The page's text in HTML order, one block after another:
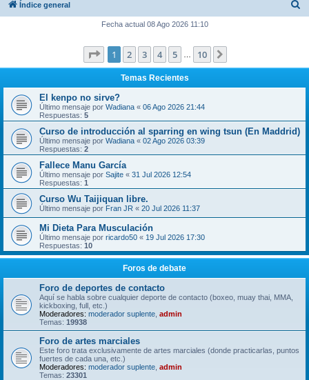
Índice general
a
r
Fecha actual 08 Ago 2026 11:10
Página de 10
1 2 3 4 5 10
Temas Recientes
El kenpo no sirve?
Último mensaje por Wadiana « 06 Ago 2026 21:44
Respuestas: 5
Curso de introducción al sparring en wing tsun (En Maddrid)
Último mensaje por Wadiana « 02 Ago 2026 03:39
Respuestas: 2
Fallece Manu García
Último mensaje por Sajite « 31 Jul 2026 12:54
Respuestas: 1
Curso Wu Taijiquan libre.
Último mensaje por Fran JR « 20 Jul 2026 11:37
Mi Dieta Para Musculación
Último mensaje por ricardo50 « 19 Jul 2026 17:30
Respuestas: 10
Foros de debate
Foro de deportes de contacto
Aquí se habla sobre cualquier deporte de contacto (boxeo, muay thai, MMA,
kickboxing, full, etc.)
Moderadores: moderador suplente admin
Temas: 19938
Foro de artes marciales
Este foro trata exclusivamente de artes marciales (donde practicarlas, puntos
fuertes de cada una, etc.)
Moderadores: moderador suplente admin
Temas: 23301